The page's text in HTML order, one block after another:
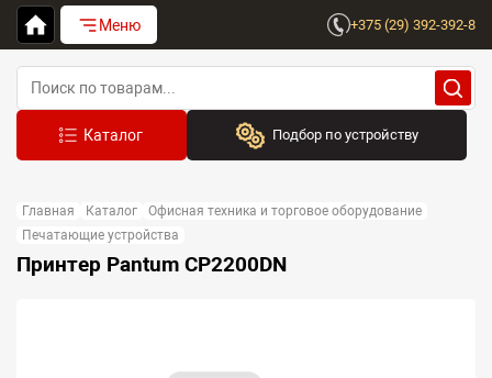
Меню +375 (29) 392-392-8
Подбор по устройству
Выберите бренд
Устройство:
Главная Каталог
Офисная техника и торговое оборудование
Печатающие устройства
Принтер Pantum CP2200DN